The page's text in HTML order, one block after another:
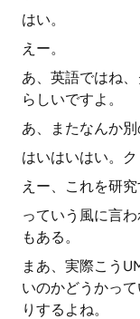
はい。
えー。
あ、英語ではね
らしいですよ。
あ、またなんか別
はいはいはい。ク
えー、これを研
っていう風に言
もある。
まあ、実際こう
いのかどうかっ
りするよね。